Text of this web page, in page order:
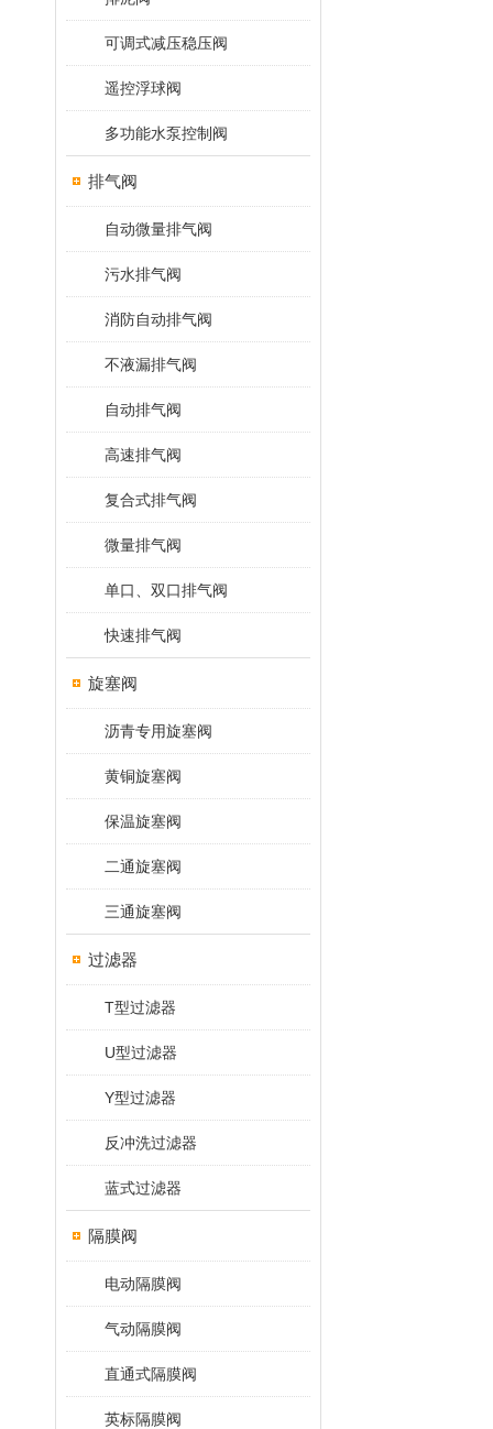
可调式减压稳压阀
遥控浮球阀
多功能水泵控制阀
排气阀
自动微量排气阀
污水排气阀
消防自动排气阀
不液漏排气阀
自动排气阀
高速排气阀
复合式排气阀
微量排气阀
单口、双口排气阀
快速排气阀
旋塞阀
沥青专用旋塞阀
黄铜旋塞阀
保温旋塞阀
二通旋塞阀
三通旋塞阀
过滤器
T型过滤器
U型过滤器
Y型过滤器
反冲洗过滤器
蓝式过滤器
隔膜阀
电动隔膜阀
气动隔膜阀
直通式隔膜阀
英标隔膜阀